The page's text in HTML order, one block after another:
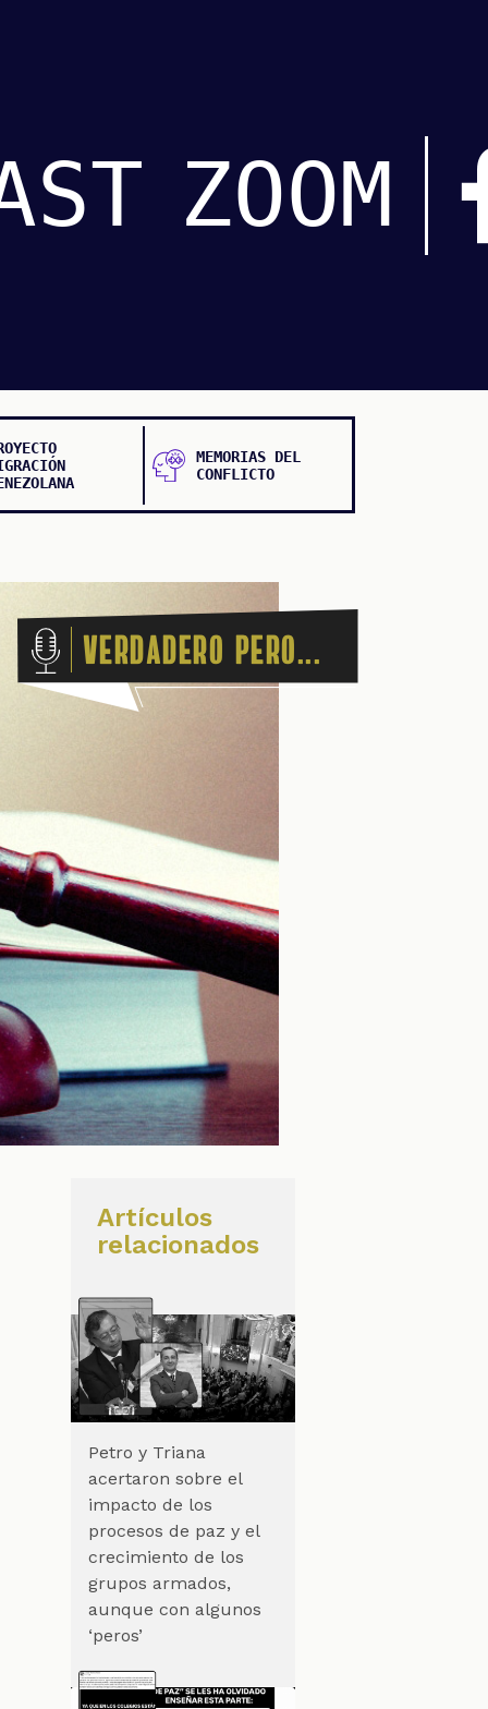
ZOOM
MEMORIAS DEL
CONFLICTO
Verdadero pero...
Artículos
relacionados
Petro y Triana
acertaron sobre el
impacto de los
procesos de paz y el
crecimiento de los
grupos armados,
aunque con algunos
‘peros’